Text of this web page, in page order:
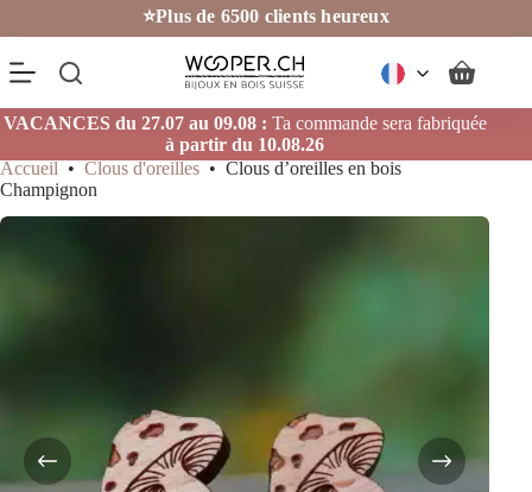
⭐Plus de 6500 clients heureux
Panier
VACANCES du 27.07 au 09.08 : Ta commande sera fabriquée
à partir du 10.08.26
Accueil • Clous d'oreilles • Clous d’oreilles en bois
Champignon